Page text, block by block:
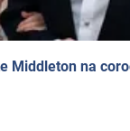
Middleton na